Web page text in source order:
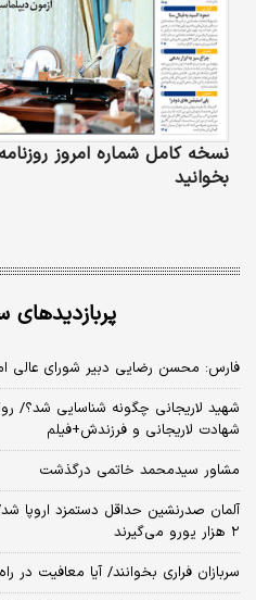
نسخه کامل شماره امروز
بخوانید
فارس: محسن رضایی دبیر شورای عالی
شهید لاریجانی چگونه شناسایی شد؟/
شهادت لاریجانی و فرزندش+فیلم
مشاور سیدمحمد خاتمی درگذشت
آلمان صدرنشین حداقل دستمزد اروپا
۲ هزار یورو می‌گیرند
سربازان فراری بخوانند/ آیا معافیت در